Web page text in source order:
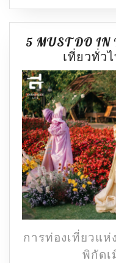
5 MUST DO
เที่ยวทั่ว
การท่องเที่ยวแ
พิกัดเ